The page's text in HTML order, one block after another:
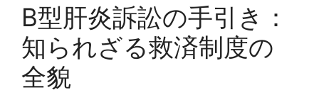
B型肝炎訴訟の手引き：
知られざる救済制度の
全貌